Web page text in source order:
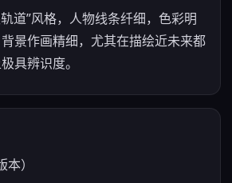
道”风格，人物线条纤细，色彩明
景作画精细，尤其在描绘近未来都
具辨识度。
）